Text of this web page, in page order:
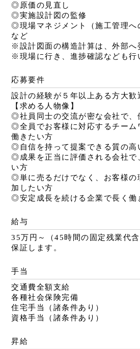
◎原価の見直し
◎実施設計図の監修
◎現場マネジメント（施工管理へ
など
※設計図面の構造計算は、外部へ
※現場に行き、進捗確認なども行
応募要件
設計の経験が５年以上ある方大歓
【求める人物像】
◎社員同士の交流が密な会社で、
◎全員でお客様に対応するチーム
働きたい方
◎自信を持って提案できる質の高
◎成果を正当に評価される会社で
い方
◎単に売るだけでなく、お客様の
加したい方
◎安定成長を続ける企業で長く働
給与
35万円～（45時間の固定残業代
保証します。
手当
交通費全額支給
各種社会保険完備
住宅手当（諸条件あり）
資格手当（諸条件あり）
昇給